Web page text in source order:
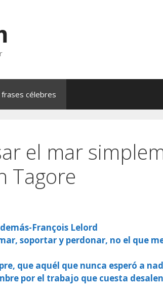
frases célebres
el mar
Tagore
François Lelord
soportar y perdonar, no el que
que aquél que nunca esperó a
por el trabajo que cuesta